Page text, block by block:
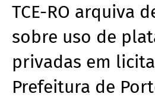
TCE-RO arquiva
sobre uso de
privadas em
Prefeitura de